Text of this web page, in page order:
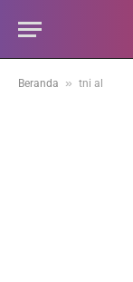
Beranda » tni al